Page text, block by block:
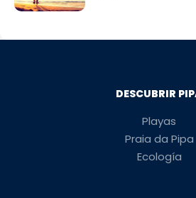
DESCUBRIR
Playas
Praia da Pipa
Ecología